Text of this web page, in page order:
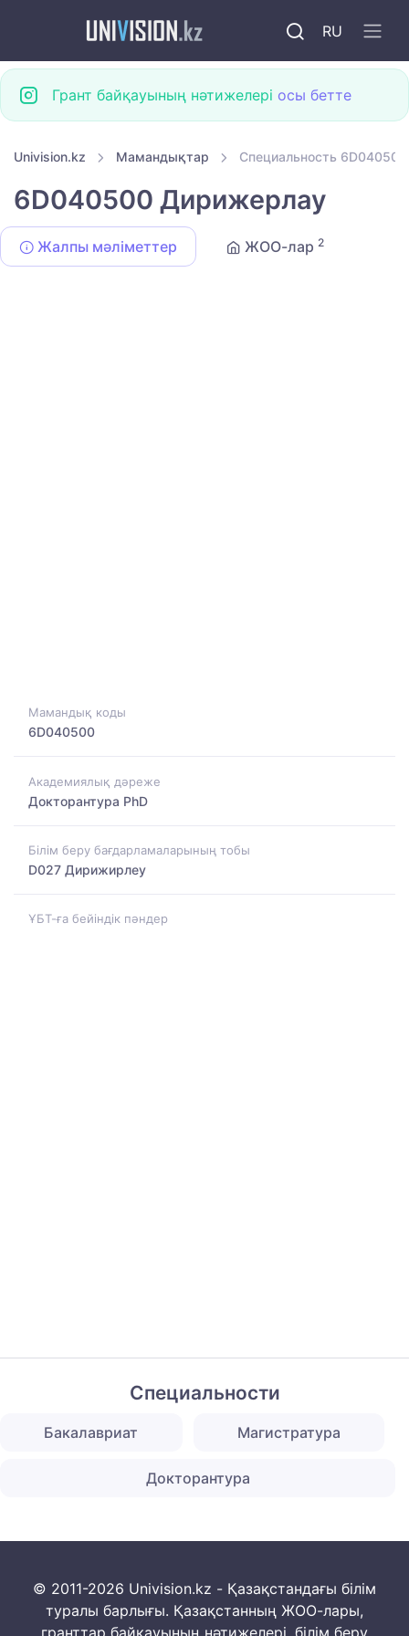
RU
Грант байқауының нәтижелері осы бетте
Univision.kz Мамандықтар Специальность
6D040500 Дирижерлау
Жалпы мәліметтер ЖОО-лар 2
Мамандық коды
6D040500
Академиялық дәреже
Докторантура PhD
Білім беру бағдарламаларының тобы
D027 Дирижирлеу
ҰБТ-ға бейіндік пәндер
Специальности
Бакалавриат Магистратура
Докторантура
© 2011-2026 Univision.kz - Қазақстандағы білім
туралы барлығы. Қазақстанның ЖОО-лары,
гранттар байқауының нәтижелері, білім беру